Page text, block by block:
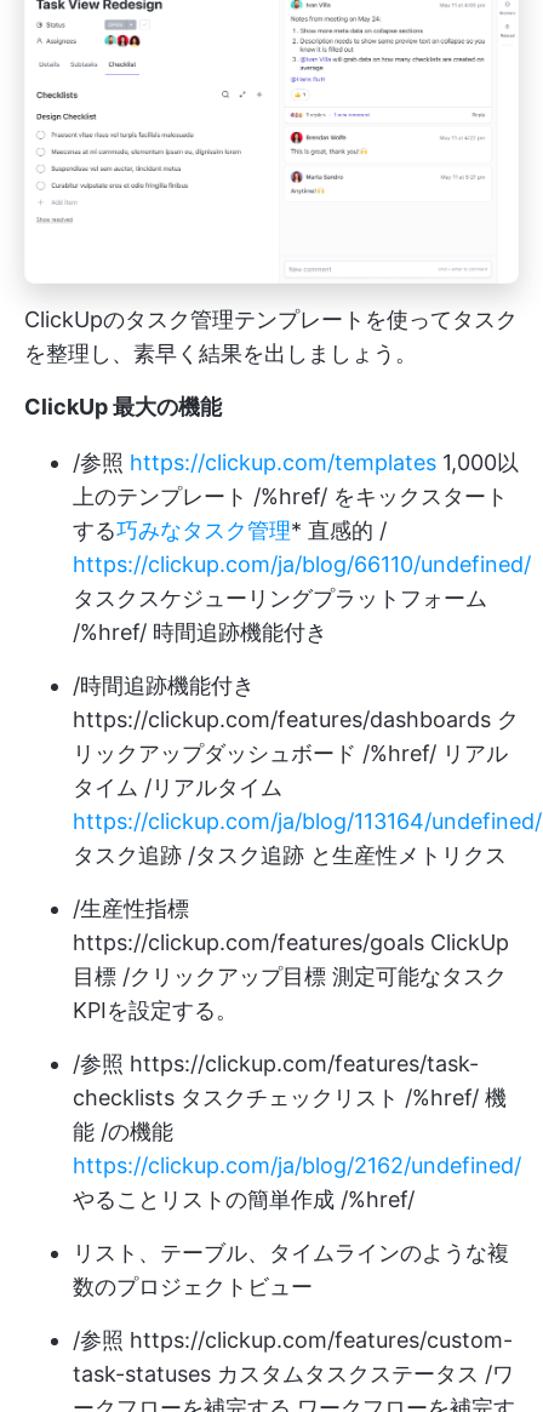
ClickUpのタスク管理テンプレートを使ってタスク
を整理し、素早く結果を出しましょう。
ClickUp 最大の機能
/参照 https://clickup.com/templates 1,000以
上のテンプレート /%href/ をキックスタート
する巧みなタスク管理* 直感的 /
https://clickup.com/ja/blog/66110/undefined/
タスクスケジューリングプラットフォーム
/%href/ 時間追跡機能付き
/時間追跡機能付き
https://clickup.com/features/dashboards ク
リックアップダッシュボード /%href/ リアル
タイム /リアルタイム
https://clickup.com/ja/blog/113164/undefined/
タスク追跡 /タスク追跡 と生産性メトリクス
/生産性指標
https://clickup.com/features/goals ClickUp
目標 /クリックアップ目標 測定可能なタスク
KPIを設定する。
/参照 https://clickup.com/features/task-
checklists タスクチェックリスト /%href/ 機
能 /の機能
https://clickup.com/ja/blog/2162/undefined/
やることリストの簡単作成 /%href/
リスト、テーブル、タイムラインのような複
数のプロジェクトビュー
/参照 https://clickup.com/features/custom-
task-statuses カスタムタスクステータス /ワ